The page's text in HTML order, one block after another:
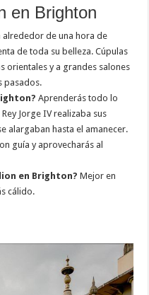
en Brighton
alrededor de una hora de
de toda su belleza. Cúpulas
orientales y a grandes salones
pasados.
Aprenderás todo lo
Jorge IV realizaba sus
alargaban hasta el amanecer.
guía y aprovecharás al
en Brighton?Mejor en
cálido.